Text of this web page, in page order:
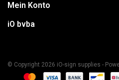
Mein Konto
iO bvba
© Copyright 2026 iO-sign supplies -